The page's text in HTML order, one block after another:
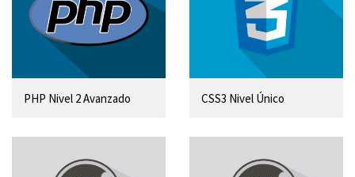
PHP Nivel 2 Avanzado CSS3 Nivel Único